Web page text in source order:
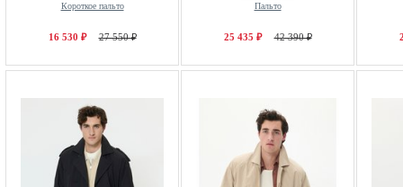
Короткое пальто
16 530 ₽ 27 550 ₽
Пальто
25 435 ₽ 42 390 ₽